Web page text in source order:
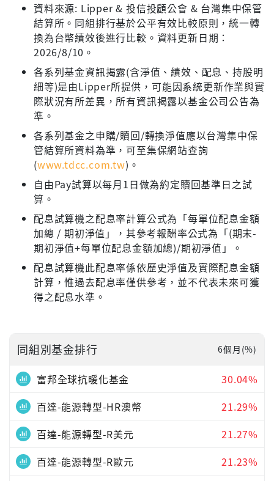
資料來源: Lipper & 投信投顧公會 & 台灣集中保管
結算所。同組排行基於公平有效比較原則，統一轉
換為台幣績效後進行比較。資料更新日期：
2026/8/10。
各系列基金資訊揭露(含淨值、績效、配息、持股明
細等)是由Lipper所提供，可能因系統更新作業與實
際狀況有所差異，所有資訊揭露以基金公司公告為
準。
各系列基金之申購/贖回/轉換淨值應以台灣集中保
管結算所資料為準，可至集保網站查詢
(www.tdcc.com.tw)。
自由Pay試算以每月1日做為約定贖回基準日之試
算。
配息試算機之配息率計算公式為「每單位配息金額
加總 / 期初淨值」，其參考報酬率公式為「(期末-
期初淨值+每單位配息金額加總)/期初淨值」。
配息試算機此配息率係依歷史淨值及實際配息金額
計算，惟過去配息率僅供參考，並不代表未來可獲
得之配息水準。
同組別基金排行 6個月(%)
富邦全球抗暖化基金
30.04%
百達-能源轉型-HR澳幣
21.29%
百達-能源轉型-R美元
21.27%
百達-能源轉型-R歐元
21.23%